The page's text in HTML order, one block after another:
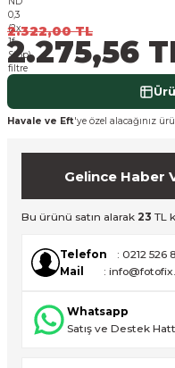
Cihazları
2.322,00 TL
2.275,56
Havale ve Eft'ye özel alacağınız
Gelince Haber
Bu ürünü satın alarak 23 TL
Telefon
: 0212 526
Mail
:
Whatsapp
Satış ve Destek